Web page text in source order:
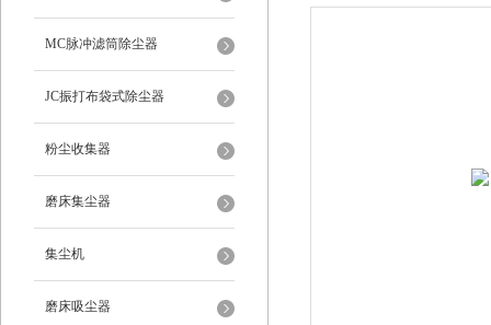
MC脉冲滤筒除尘器
JC振打布袋式除尘器
粉尘收集器
磨床集尘器
集尘机
磨床吸尘器